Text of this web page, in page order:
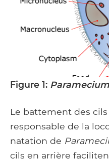
Figure 1: Paramecium
Le battement des cils
responsable de la
natation de
cils en arrière